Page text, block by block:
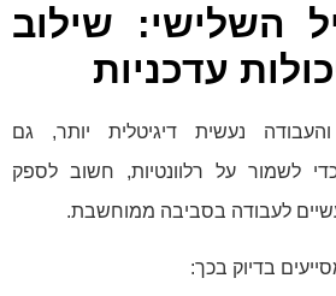
השלישי: שילוב
עדכניות
נעשית דיגיטלית יותר, גם
לשמור על רלוונטיות, חשוב לספק
לעבודה בסביבה ממוחשבת.
בדיוק בכך: